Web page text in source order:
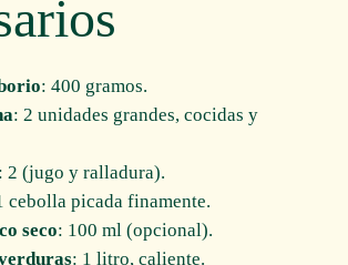
: 400 gramos.
: 2 unidades grandes, cocidas y
: 2 (jugo y ralladura).
cebolla picada finamente.
seco: 100 ml (opcional).
: 1 litro, caliente.